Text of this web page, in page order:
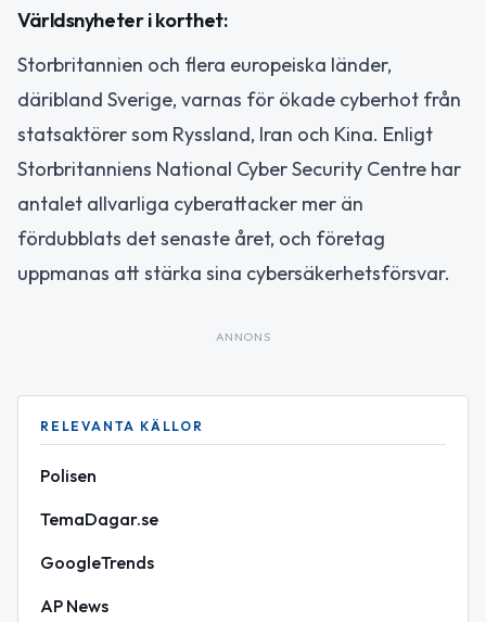
Världsnyheter i korthet:
Storbritannien och flera europeiska länder,
däribland Sverige, varnas för ökade cyberhot från
statsaktörer som Ryssland, Iran och Kina. Enligt
Storbritanniens National Cyber Security Centre har
antalet allvarliga cyberattacker mer än
fördubblats det senaste året, och företag
uppmanas att stärka sina cybersäkerhetsförsvar.
ANNONS
RELEVANTA KÄLLOR
Polisen
TemaDagar.se
GoogleTrends
AP News